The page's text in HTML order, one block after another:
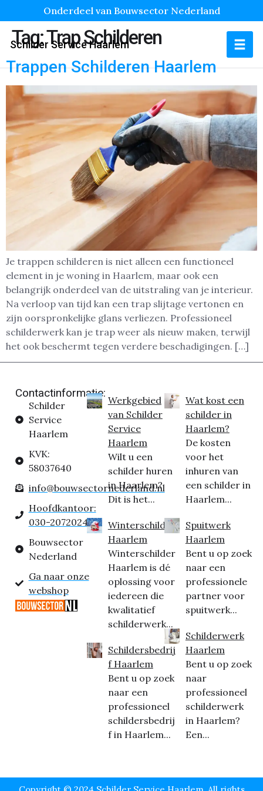
Onderdeel van Bouwsector Nederland
Schilder Service Haarlem
Tag:Trap Schilderen
Trappen Schilderen Haarlem
Je trappen schilderen is niet alleen een functioneel
element in je woning in Haarlem, maar ook een
belangrijk onderdeel van de uitstraling van je interieur.
Na verloop van tijd kan een trap slijtage vertonen en
zijn oorspronkelijke glans verliezen. Professioneel
schilderwerk kan je trap weer als nieuw maken, terwijl
het ook beschermt tegen verdere beschadigingen. […]
Contactinformatie:
Schilder
Service
Haarlem
KVK:
58037640
info@bouwsectornederland.nl
Hoofdkantoor:
030-2072024
Bouwsector
Nederland
Ga naar onze
webshop
Werkgebied
van Schilder
Service
Haarlem
Wilt u een
schilder huren
in Haarlem?
Dit is het...
Winterschilder
Haarlem
Winterschilder
Haarlem is dé
oplossing voor
iedereen die
kwalitatief
schilderwerk...
Schildersbedrij
f Haarlem
Bent u op zoek
naar een
professioneel
schildersbedrij
f in Haarlem...
Wat kost een
schilder in
Haarlem?
De kosten
voor het
inhuren van
een schilder in
Haarlem...
Spuitwerk
Haarlem
Bent u op zoek
naar een
professionele
partner voor
spuitwerk...
Schilderwerk
Haarlem
Bent u op zoek
naar
professioneel
schilderwerk
in Haarlem?
Een...